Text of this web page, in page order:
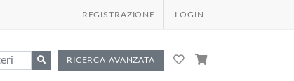
REGISTRAZIONE LOGIN
RICERCA AVANZATA